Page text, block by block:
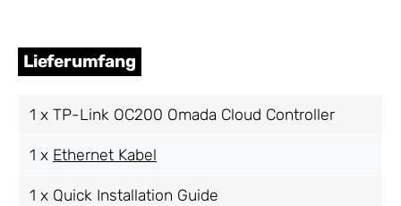
Lieferumfang
1 x TP-Link OC200 Omada Cloud Controller
1 x Ethernet Kabel
1 x Quick Installation Guide